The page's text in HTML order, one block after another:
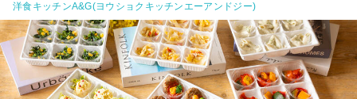
洋食キッチンA&G(ヨウショクキッチンエーアンドジー)